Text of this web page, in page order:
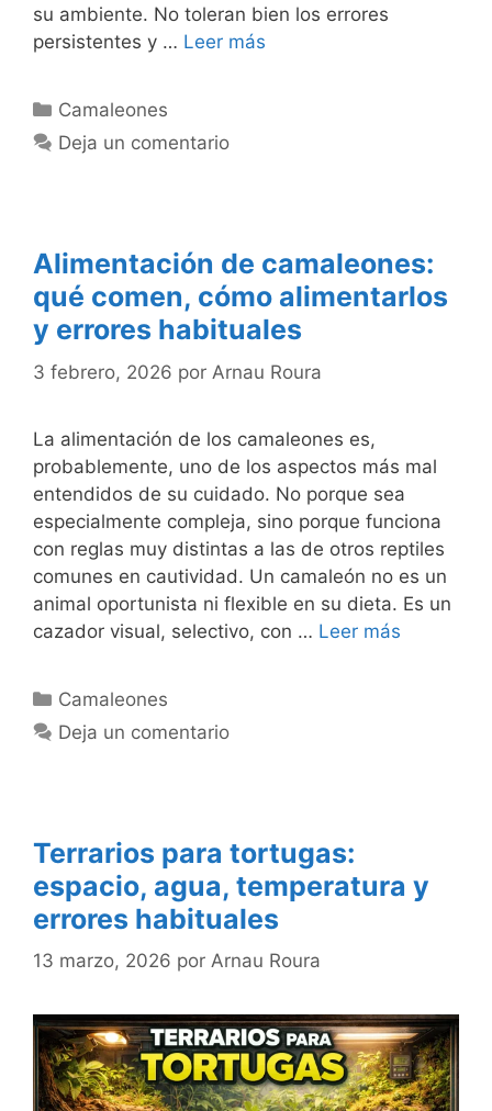
su ambiente. No toleran bien los errores
persistentes y … Leer más
Categorías
Camaleones
Deja un comentario
Alimentación de camaleones:
qué comen, cómo alimentarlos
y errores habituales
3 febrero, 2026 por Arnau Roura
La alimentación de los camaleones es,
probablemente, uno de los aspectos más mal
entendidos de su cuidado. No porque sea
especialmente compleja, sino porque funciona
con reglas muy distintas a las de otros reptiles
comunes en cautividad. Un camaleón no es un
animal oportunista ni flexible en su dieta. Es un
cazador visual, selectivo, con … Leer más
Categorías
Camaleones
Deja un comentario
Terrarios para tortugas:
espacio, agua, temperatura y
errores habituales
13 marzo, 2026 por Arnau Roura